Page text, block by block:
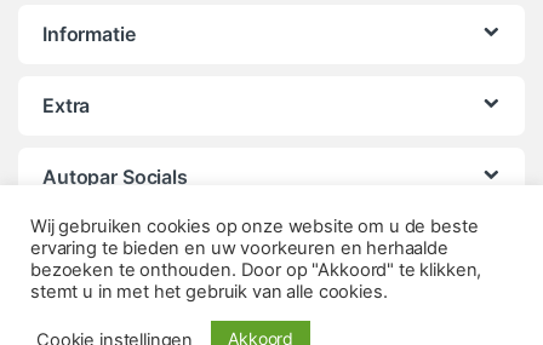
Informatie
Extra
Autopar Socials
Wij gebruiken cookies op onze website om u de beste
ervaring te bieden en uw voorkeuren en herhaalde
bezoeken te onthouden. Door op "Akkoord" te klikken,
stemt u in met het gebruik van alle cookies.
Cookie instellingen Akkoord